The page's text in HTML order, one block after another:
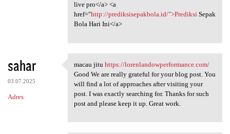
live pro</a> <a
href="http://prediksisepakbola.id/">PrediksiSepak
Bola Hari Ini</a>
sahar
03.07.2025
Adres
macau jitu https:/
macau jitu https://lorenlandowperformance.com/
Good We are really grateful for your blog post. You
will find a lot of approaches after visiting your
post. I was exactly searching for. Thanks for such
post and please keep it up. Great work.